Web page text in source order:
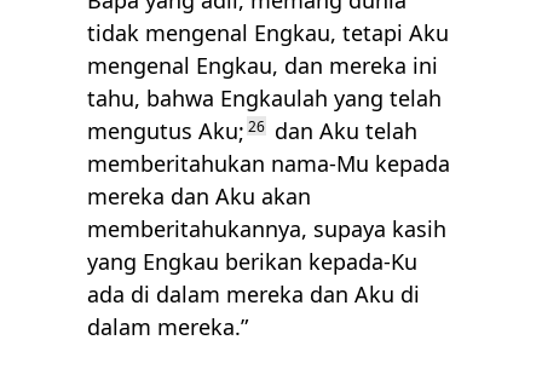
tidak mengenal Engkau, tetapi Aku
mengenal Engkau, dan mereka ini
tahu, bahwa Engkaulah yang telah
mengutus Aku; 26 dan Aku telah
memberitahukan nama-Mu kepada
mereka dan Aku akan
memberitahukannya, supaya kasih
yang Engkau berikan kepada-Ku
ada di dalam mereka dan Aku di
dalam mereka.”